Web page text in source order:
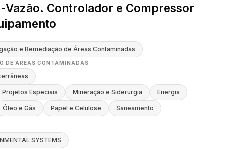
Vazão. Controlador e Compressor
e Remediação de Áreas Contaminadas
DE ÁREAS CONTAMINADAS
Projetos Especiais Mineração e Siderurgia Energia
Óleo e Gás Papel e Celulose Saneamento
SYSTEMS